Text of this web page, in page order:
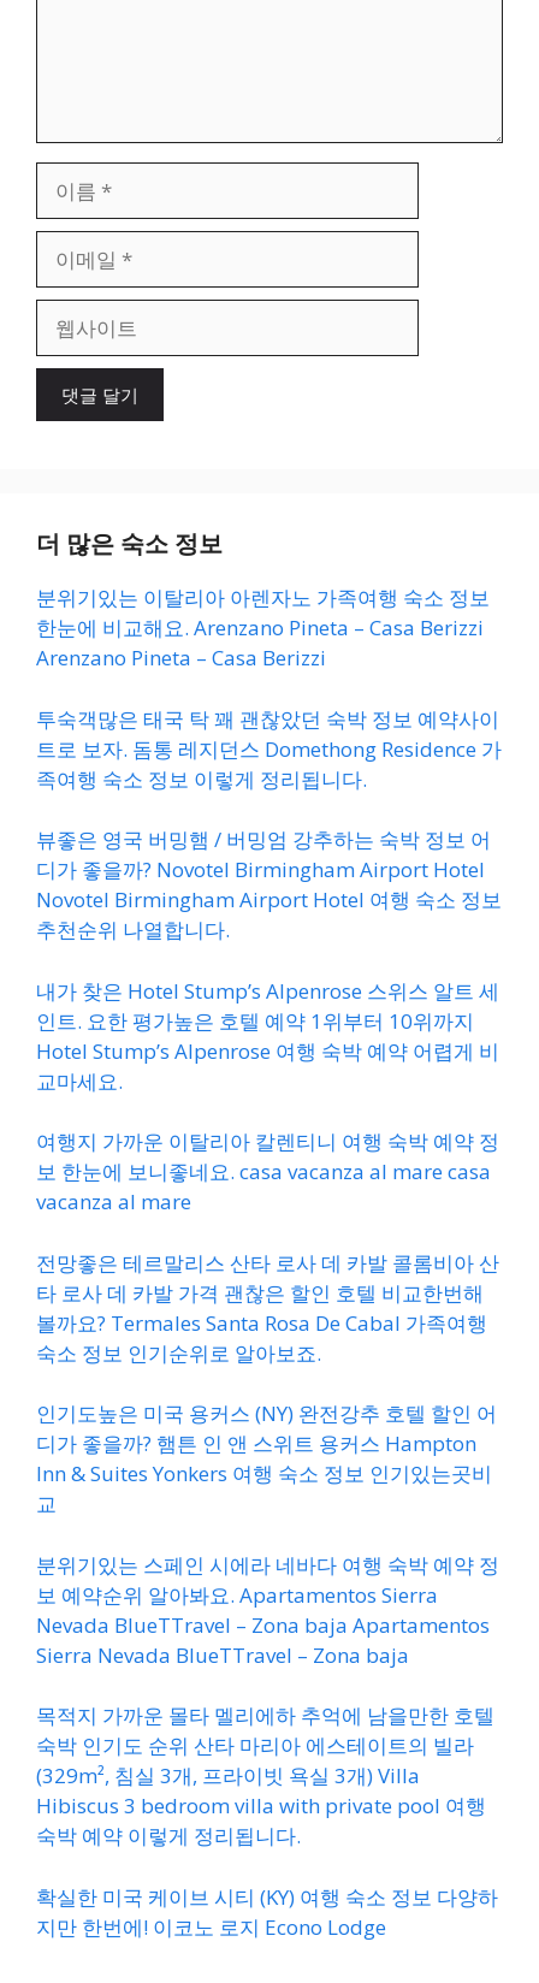
일
이
더 많은 숙소 정보
분위기있는 이탈리아 아렌자노 가족여행 숙소 정보
한눈에 비교해요. Arenzano Pineta – Casa Berizzi
Arenzano Pineta – Casa Berizzi
투숙객많은 태국 탁 꽤 괜찮았던 숙박 정보 예약사이
트로 보자. 돔통 레지던스 Domethong Residence 가
족여행 숙소 정보 이렇게 정리됩니다.
뷰좋은 영국 버밍햄 / 버밍엄 강추하는 숙박 정보 어
디가 좋을까? Novotel Birmingham Airport Hotel
Novotel Birmingham Airport Hotel 여행 숙소 정보
추천순위 나열합니다.
내가 찾은 Hotel Stump’s Alpenrose 스위스 알트 세
인트. 요한 평가높은 호텔 예약 1위부터 10위까지
Hotel Stump’s Alpenrose 여행 숙박 예약 어렵게 비
교마세요.
여행지 가까운 이탈리아 칼렌티니 여행 숙박 예약 정
보 한눈에 보니좋네요. casa vacanza al mare casa
vacanza al mare
전망좋은 테르말리스 산타 로사 데 카발 콜롬비아 산
타 로사 데 카발 가격 괜찮은 할인 호텔 비교한번해
볼까요? Termales Santa Rosa De Cabal 가족여행
숙소 정보 인기순위로 알아보죠.
인기도높은 미국 용커스 (NY) 완전강추 호텔 할인 어
디가 좋을까? 햄튼 인 앤 스위트 용커스 Hampton
Inn & Suites Yonkers 여행 숙소 정보 인기있는곳비
교
분위기있는 스페인 시에라 네바다 여행 숙박 예약 정
보 예약순위 알아봐요. Apartamentos Sierra
Nevada BlueTTravel – Zona baja Apartamentos
Sierra Nevada BlueTTravel – Zona baja
목적지 가까운 몰타 멜리에하 추억에 남을만한 호텔
숙박 인기도 순위 산타 마리아 에스테이트의 빌라
(329m², 침실 3개, 프라이빗 욕실 3개) Villa
Hibiscus 3 bedroom villa with private pool 여행
숙박 예약 이렇게 정리됩니다.
확실한 미국 케이브 시티 (KY) 여행 숙소 정보 다양하
지만 한번에! 이코노 로지 Econo Lodge